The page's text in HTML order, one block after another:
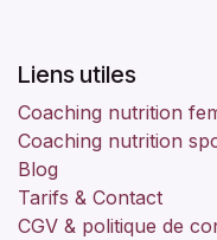
Liens utiles
Coaching nutrition
Coaching nutrition
Blog
Tarifs & Contact
CGV & politique de